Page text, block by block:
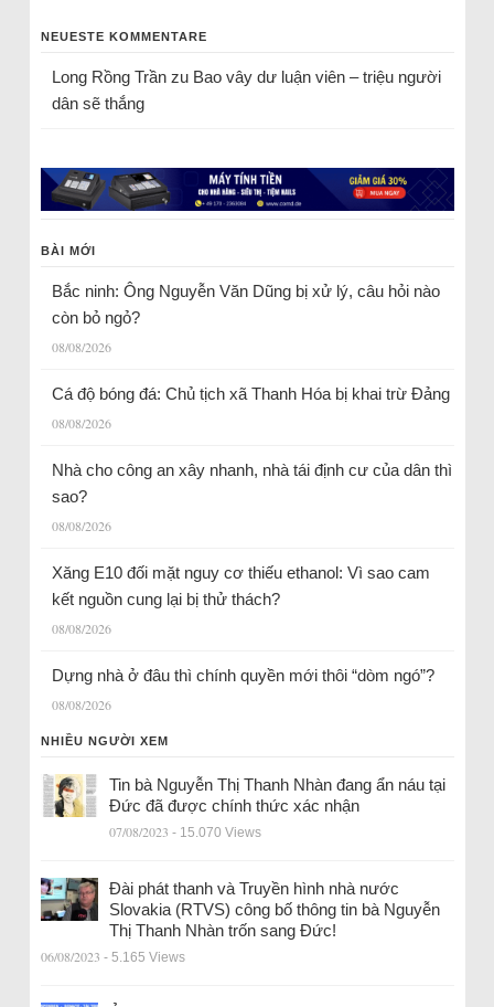
NEUESTE KOMMENTARE
Long Rồng Trầnzu Bao vây dư luận viên – triệu người
dân sẽ thắng
BÀI MỚI
Bắc ninh: Ông Nguyễn Văn Dũng bị xử lý, câu hỏi nào
còn bỏ ngỏ?
08/08/2026
Cá độ bóng đá: Chủ tịch xã Thanh Hóa bị khai trừ Đảng
08/08/2026
Nhà cho công an xây nhanh, nhà tái định cư của dân thì
sao?
08/08/2026
Xăng E10 đối mặt nguy cơ thiếu ethanol: Vì sao cam
kết nguồn cung lại bị thử thách?
08/08/2026
Dựng nhà ở đâu thì chính quyền mới thôi “dòm ngó”?
08/08/2026
NHIỀU NGƯỜI XEM
Tin bà Nguyễn Thị Thanh Nhàn đang ẩn náu tại
Đức đã được chính thức xác nhận
07/08/2023 - 15.070 Views
Đài phát thanh và Truyền hình nhà nước
Slovakia (RTVS) công bố thông tin bà Nguyễn
Thị Thanh Nhàn trốn sang Đức!
06/08/2023 - 5.165 Views